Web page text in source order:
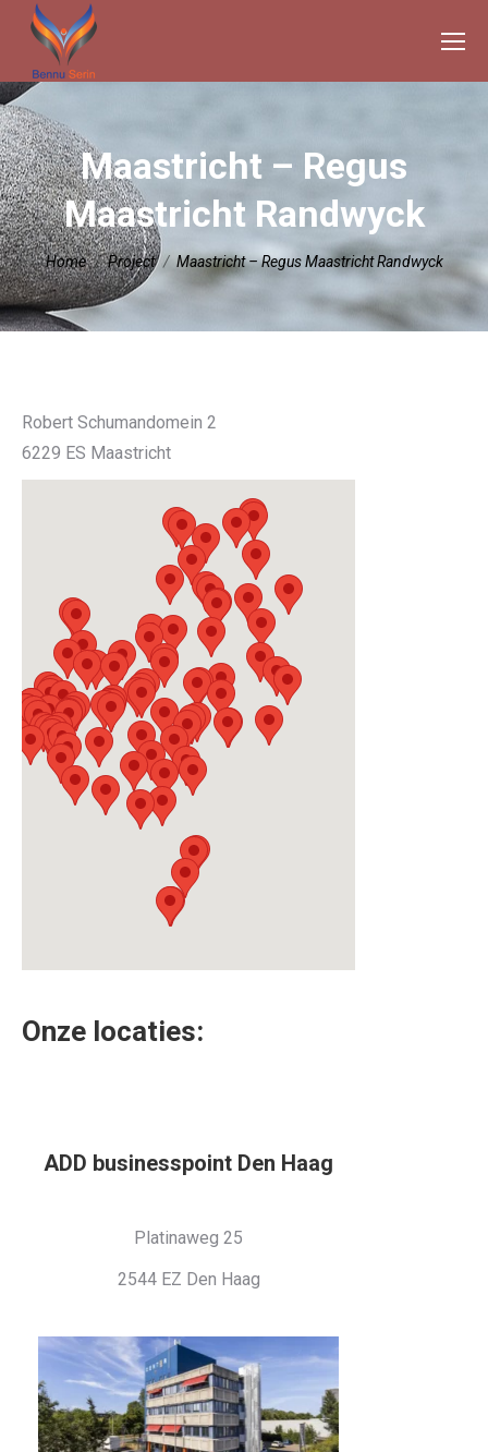
Maastricht – Regus
Maastricht Randwyck
Je bent hier:
Home Project Maastricht – Regus Maastricht Randwyck
Robert Schumandomein 2
6229 ES Maastricht
Onze locaties:
ADD businesspoint Den Haag
Platinaweg 25
2544 EZ Den Haag